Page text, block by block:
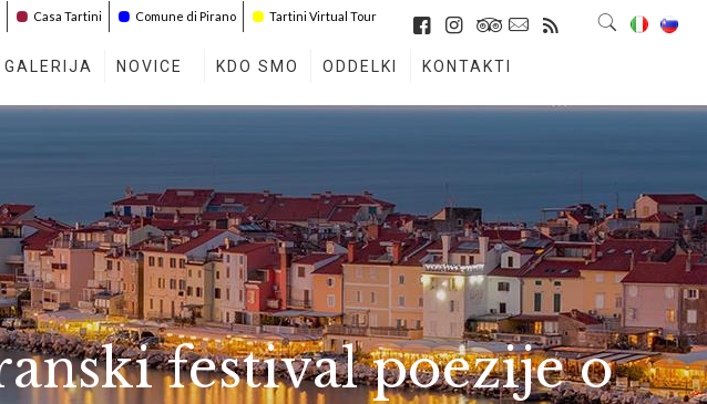
Casa Tartini Comune di Pirano Tartini Virtual Tour
GALERIJA NOVICE KDO SMO ODDELKI KONTAKTI
festival poezije o